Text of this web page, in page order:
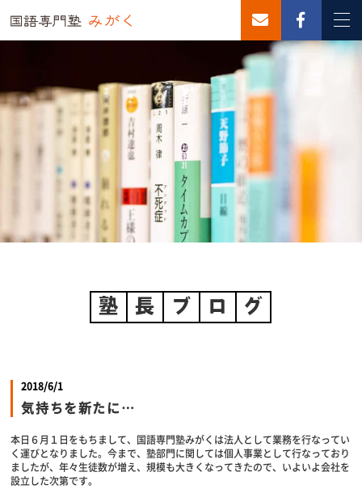
塾 長 ブ ロ グ
2018/6/1
気持ちを新たに…
本日６月１日をもちまして、国語専門塾みがくは法人として業務を行なってい
く運びとなりました。今まで、塾部門に関しては個人事業として行なっており
ましたが、年々生徒数が増え、規模も大きくなってきたので、いよいよ会社を
設立した次第です。